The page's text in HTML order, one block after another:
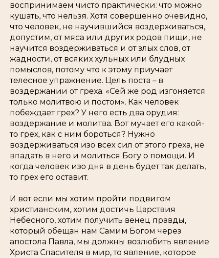
воспринимаем чисто практически: что можно
кушать, что нельзя. Хотя совершенно очевидно,
что человек, не научившийся воздерживаться,
допустим, от мяса или других родов пищи, не
научится воздерживаться и от злых слов, от
жадности, от всяких хульных или блудных
помыслов, потому что к этому приучает
телесное упражнение. Цель поста – в
воздержании от греха. «Сей же род изгоняется
только молитвою и постом». Как человек
побеждает грех? У него есть два орудия:
воздержание и молитва. Вот мучает его какой-
то грех, как с ним бороться? Нужно
воздерживаться изо всех сил от этого греха, не
впадать в него и молиться Богу о помощи. И
когда человек изо дня в день будет так делать,
то грех его оставит.
И вот если мы хотим пройти подвигом
христианским, хотим достичь Царствия
Небесного, хотим получить венец правды,
который обещан нам Самим Богом через
апостола Павла, мы должны возлюбить явление
Христа Спасителя в мир, то явление, которое